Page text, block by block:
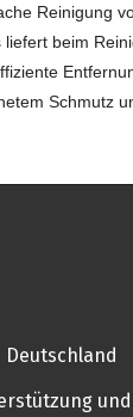
Reinigung
beim
Schmutz
Deutschland